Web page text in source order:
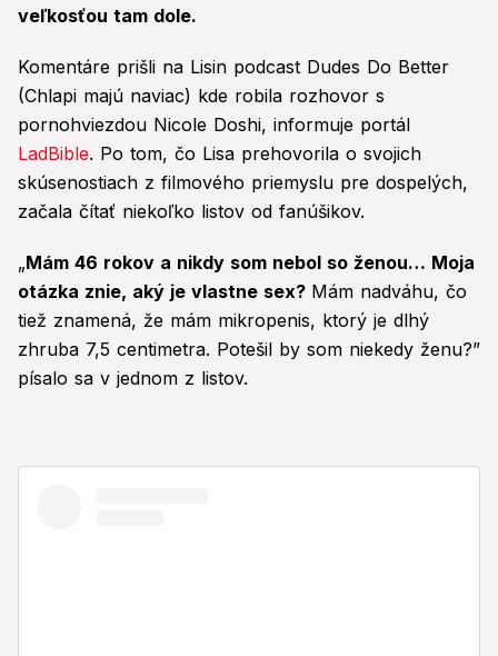
veľkosťou tam dole.
Komentáre prišli na Lisin podcast Dudes Do Better
(Chlapi majú naviac) kde robila rozhovor s
pornohviezdou Nicole Doshi, informuje portál
LadBible. Po tom, čo Lisa prehovorila o svojich
skúsenostiach z filmového priemyslu pre dospelých,
začala čítať niekoľko listov od fanúšikov.
„Mám 46 rokov a nikdy som nebol so ženou… Moja
otázka znie, aký je vlastne sex? Mám nadváhu, čo
tiež znamená, že mám mikropenis, ktorý je dlhý
zhruba 7,5 centimetra. Potešil by som niekedy ženu?”
písalo sa v jednom z listov.